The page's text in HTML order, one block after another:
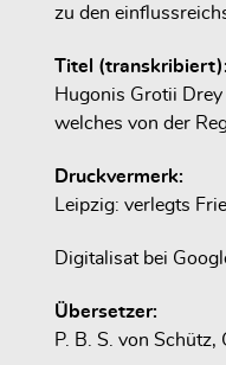
zu den
Titel (transkribiert):
Hugonis Grotii Drey
welches von der
Druckvermerk:
Leipzig: verlegts
Digitalisat bei
Übersetzer:
P. B. S. von